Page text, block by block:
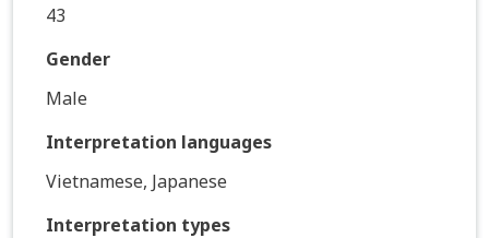
43
Gender
Male
Interpretation languages
Vietnamese, Japanese
Interpretation types